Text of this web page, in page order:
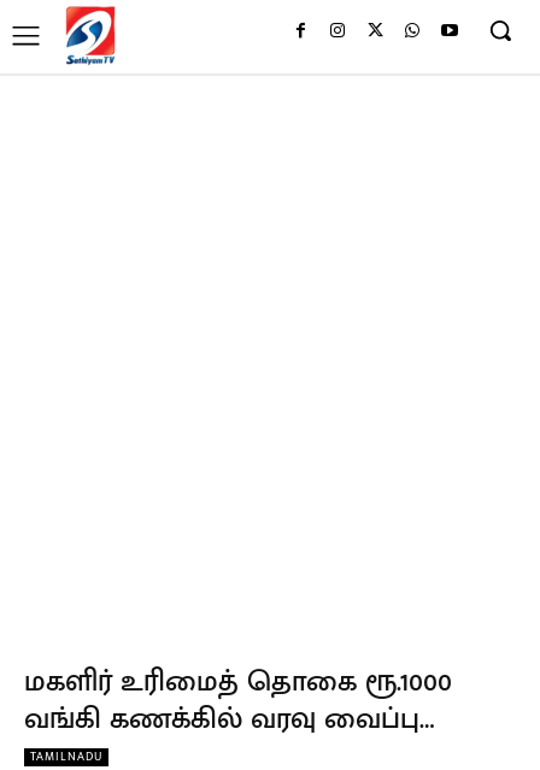
மகளிர் உரிமைத் தொகை ரூ.1000
வங்கி கணக்கில் வரவு வைப்பு…
TAMILNADU